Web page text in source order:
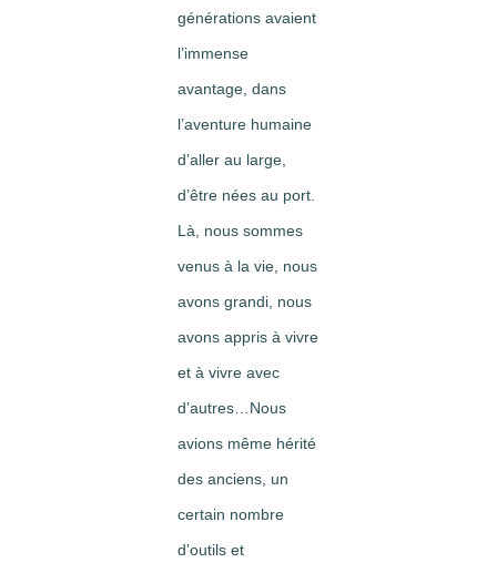
générations avaient
l’immense
avantage, dans
l’aventure humaine
d’aller au large,
d’être nées au port.
Là, nous sommes
venus à la vie, nous
avons grandi, nous
avons appris à vivre
et à vivre avec
d’autres…Nous
avions même hérité
des anciens, un
certain nombre
d’outils et